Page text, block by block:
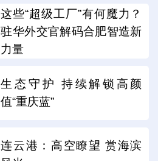
这些“超级工厂”有何魔力？
驻华外交官解码合肥智造新
力量
生态守护 持续解锁高颜
值“重庆蓝”
连云港：高空瞭望 赏海滨